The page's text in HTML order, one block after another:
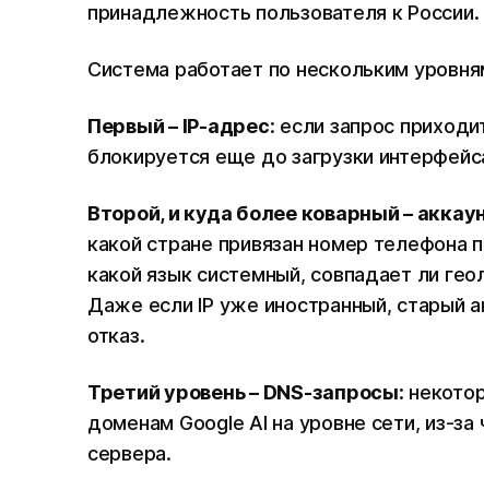
принадлежность пользователя к России.
Система работает по нескольким
Первый – IP-адрес: если запрос
блокируется еще до загрузки
Второй, и куда более коварный –
какой стране привязан номер телефона
какой язык системный, совпадает ли
Даже если IP уже иностранный, старый
отказ.
Третий уровень – DNS-запросы:
доменам Google AI на уровне сети, из-
сервера.